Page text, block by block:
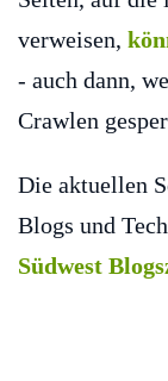
verweisen,
- auch dann,
Crawlen
Die aktuellen
Blogs und
Südwest